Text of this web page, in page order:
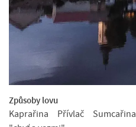
Způsoby lovu
Kaprařina
Přívlač Sumcařina